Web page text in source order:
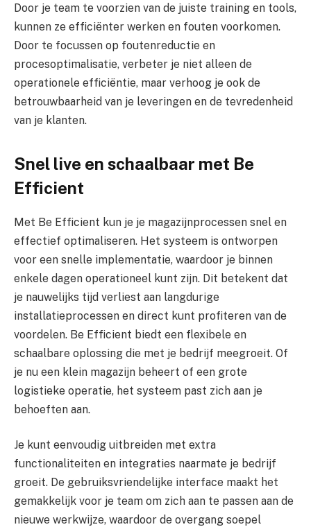
Door je team te voorzien van de juiste training en tools,
kunnen ze efficiënter werken en fouten voorkomen.
Door te focussen op foutenreductie en
procesoptimalisatie, verbeter je niet alleen de
operationele efficiëntie, maar verhoog je ook de
betrouwbaarheid van je leveringen en de tevredenheid
van je klanten.
Snel live en schaalbaar met Be
Efficient
Met Be Efficient kun je je magazijnprocessen snel en
effectief optimaliseren. Het systeem is ontworpen
voor een snelle implementatie, waardoor je binnen
enkele dagen operationeel kunt zijn. Dit betekent dat
je nauwelijks tijd verliest aan langdurige
installatieprocessen en direct kunt profiteren van de
voordelen. Be Efficient biedt een flexibele en
schaalbare oplossing die met je bedrijf meegroeit. Of
je nu een klein magazijn beheert of een grote
logistieke operatie, het systeem past zich aan je
behoeften aan.
Je kunt eenvoudig uitbreiden met extra
functionaliteiten en integraties naarmate je bedrijf
groeit. De gebruiksvriendelijke interface maakt het
gemakkelijk voor je team om zich aan te passen aan de
nieuwe werkwijze, waardoor de overgang soepel